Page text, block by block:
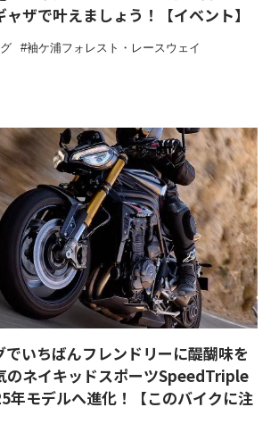
ャザで叶えましょう！【イベント】
袖ケ浦フォレスト・レースウェイ
でいちばんフレンドリーに醍醐味を
のネイキッドスポーツSpeedTriple
年モデルへ進化！【このバイクに注